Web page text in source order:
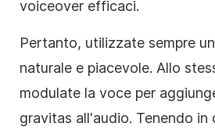
voiceover efficaci.
Pertanto, utilizzate sempre
naturale e piacevole. Allo
modulate la voce per
gravitas all'audio. Tenendo in